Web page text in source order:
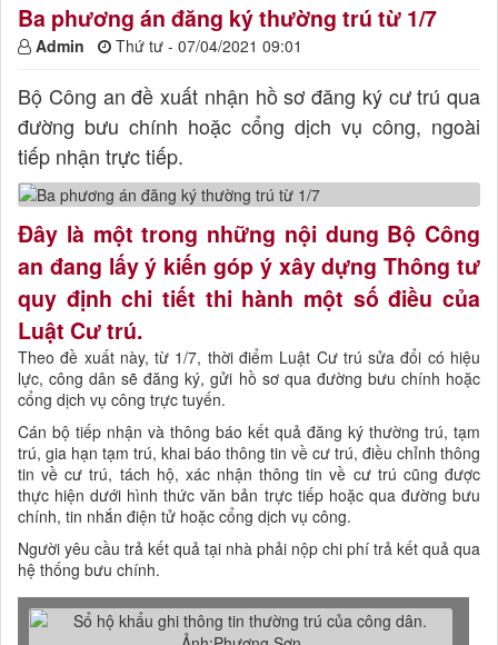
Ba phương án đăng ký thường trú từ 1/7
Admin Thứ tư - 07/04/2021 09:01
Bộ Công an đề xuất nhận hồ sơ đăng ký cư trú qua
đường bưu chính hoặc cổng dịch vụ công, ngoài
tiếp nhận trực tiếp.
Đây là một trong những nội dung Bộ Công
an đang lấy ý kiến góp ý xây dựng Thông tư
quy định chi tiết thi hành một số điều của
Luật Cư trú.
Theo đề xuất này, từ 1/7, thời điểm Luật Cư trú sửa đổi có hiệu
lực, công dân sẽ đăng ký, gửi hồ sơ qua đường bưu chính hoặc
cổng dịch vụ công trực tuyến.
Cán bộ tiếp nhận và thông báo kết quả đăng ký thường trú, tạm
trú, gia hạn tạm trú, khai báo thông tin về cư trú, điều chỉnh thông
tin về cư trú, tách hộ, xác nhận thông tin về cư trú cũng được
thực hiện dưới hình thức văn bản trực tiếp hoặc qua đường bưu
chính, tin nhắn điện tử hoặc cổng dịch vụ công.
Người yêu cầu trả kết quả tại nhà phải nộp chi phí trả kết quả qua
hệ thống bưu chính.